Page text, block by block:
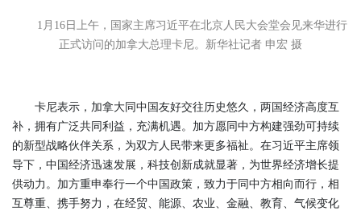
1月16日上午，国家主席习近平在北京人民大会堂会见来华进行
正式访问的加拿大总理卡尼。新华社记者 申宏 摄
卡尼表示，加拿大同中国友好交往历史悠久，两国经济高度互
补，拥有广泛共同利益，充满机遇。加方愿同中方构建强劲可持续
的新型战略伙伴关系，为双方人民带来更多福祉。在习近平主席领
导下，中国经济迅速发展，科技创新成就显著，为世界经济增长提
供动力。加方重申奉行一个中国政策，致力于同中方相向而行，相
互尊重、携手努力，在经贸、能源、农业、金融、教育、气候变化